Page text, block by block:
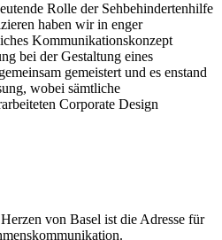
Rolle der Sehbehindertenhilfe
haben wir in enger
Kommunikationskonzept
bei der Gestaltung eines
gemeistert und es enstand
wobei sämtliche
Corporate Design
von Basel ist die Adresse für